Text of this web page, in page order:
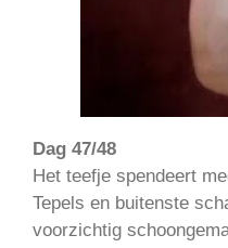
Dag 47/48
Het teefje spendeert
Tepels en buitenste
voorzichtig